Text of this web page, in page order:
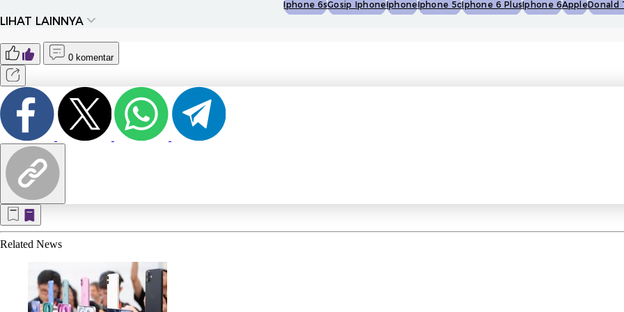
Iphone 6sGosip IphoneIphoneIphone 5cIphone 6 PlusIphone 6AppleDonald
LIHAT LAINNYA
0 komentar
Related News